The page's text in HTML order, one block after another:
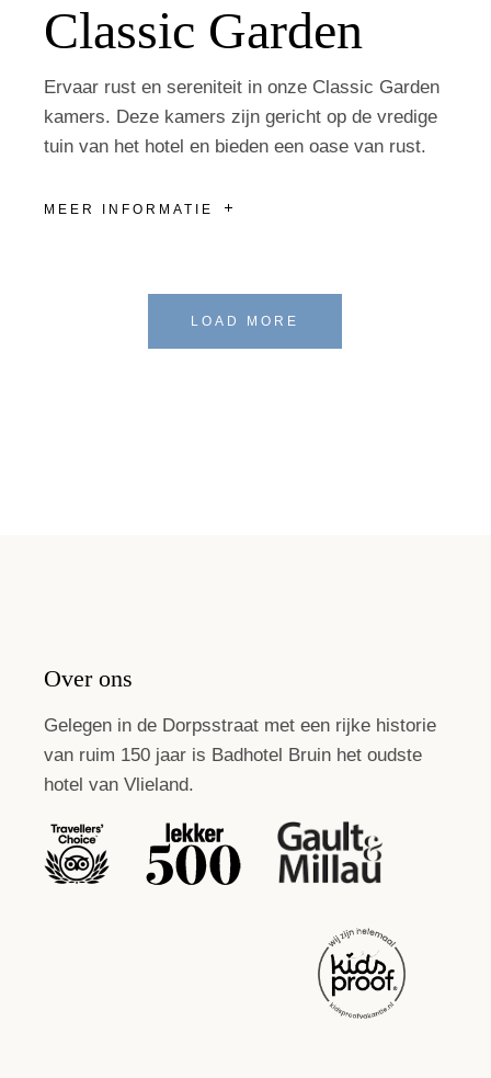
Classic Garden
Ervaar rust en sereniteit in onze Classic Garden
kamers. Deze kamers zijn gericht op de vredige
tuin van het hotel en bieden een oase van rust.
MEER INFORMATIE
LOAD MORE
Over ons
Gelegen in de Dorpsstraat met een rijke historie
van ruim 150 jaar is Badhotel Bruin het oudste
hotel van Vlieland.